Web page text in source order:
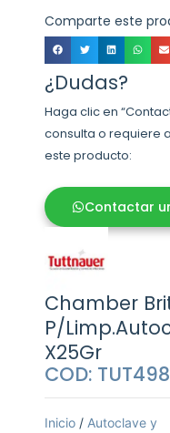
Comparte este
¿Dudas?
Haga clic en
consulta o requiere
este producto:
Contactar
Chamber
P/
X25Gr
COD:
Inicio / Autoclave y